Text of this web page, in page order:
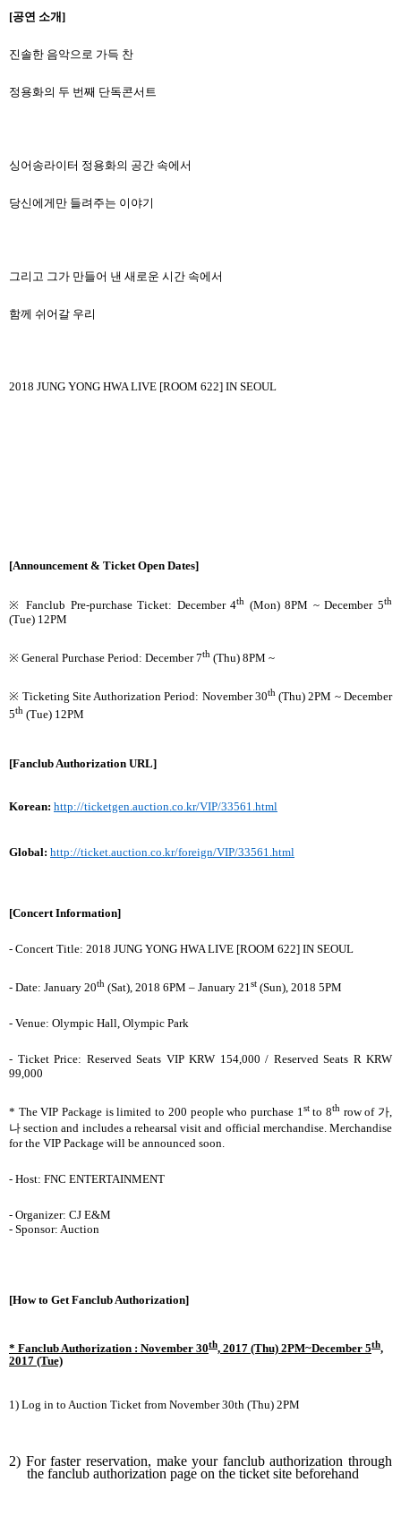
[공연 소개]
진솔한 음악으로 가득 찬
정용화의 두 번째 단독콘서트
싱어송라이터 정용화의 공간 속에서
당신에게만 들려주는 이야기
그리고 그가 만들어 낸 새로운 시간 속에서
함께 쉬어갈 우리
2018 JUNG YONG HWA LIVE [ROOM 622] IN SEOUL
[Announcement & Ticket Open Dates]
※ Fanclub Pre-purchase Ticket: December 4th (Mon) 8PM ~ December 5th
(Tue) 12PM
※ General Purchase Period: December 7th (Thu) 8PM ~
※ Ticketing Site Authorization Period: November 30th(Thu) 2PM ~ December
5th (Tue) 12PM
[Fanclub Authorization URL]
Korean: http://ticketgen.auction.co.kr/VIP/33561.html
Global: http://ticket.auction.co.kr/foreign/VIP/33561.html
[Concert Information]
- Concert Title: 2018 JUNG YONG HWA LIVE [ROOM 622] IN SEOUL
- Date: January 20th (Sat), 2018 6PM – January 21st (Sun), 2018 5PM
- Venue: Olympic Hall, Olympic Park
- Ticket Price: Reserved Seats VIP KRW 154,000 / Reserved Seats R KRW
99,000
* The VIP Package is limited to 200 people who purchase 1stto 8throw of 가,
나 section and includes a rehearsal visit and official merchandise. Merchandise
for the VIP Package will be announced soon.
- Host: FNC ENTERTAINMENT
- Organizer: CJ E&M
- Sponsor: Auction
[How to Get Fanclub Authorization]
* Fanclub Authorization : November 30th, 2017 (Thu) 2PM~December 5th,
2017 (Tue)
1) Log in to Auction Ticket from November 30th (Thu) 2PM
2) For faster reservation, make your fanclub authorization through
the fanclub authorization page on the ticket site beforehand